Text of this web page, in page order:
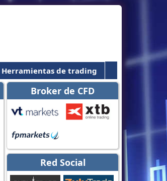
Herramientas de trading
Broker de CFD
Red Social